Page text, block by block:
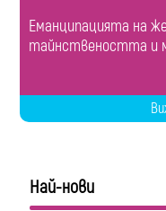
Еманципацията на
тайнствеността и
Най-нови